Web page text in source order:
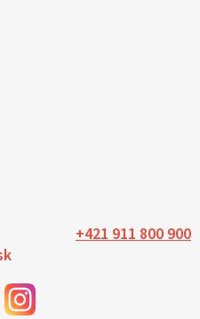
+421 911 800 900